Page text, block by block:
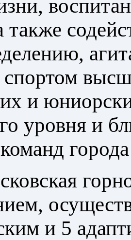
также
спортом
и
уровня и
и 5